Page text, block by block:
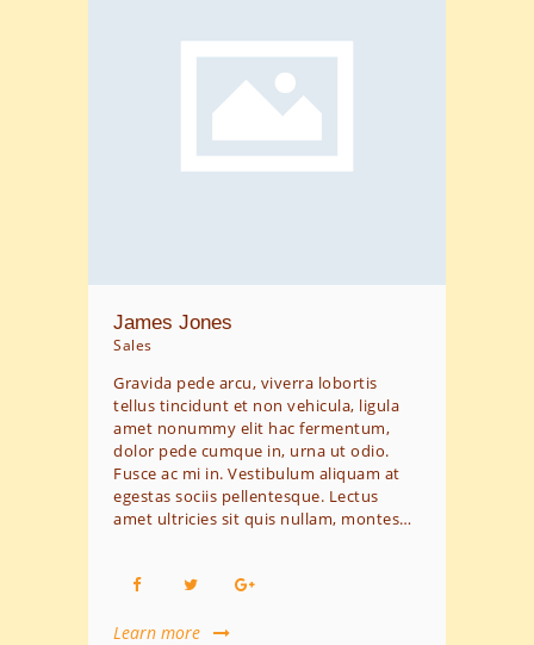
James Jones
Sales
Gravida pede arcu, viverra lobortis
tellus tincidunt et non vehicula, ligula
amet nonummy elit hac fermentum,
dolor pede cumque in, urna ut odio.
Fusce ac mi in. Vestibulum aliquam at
egestas sociis pellentesque. Lectus
amet ultricies sit quis nullam, montes…
Learn more